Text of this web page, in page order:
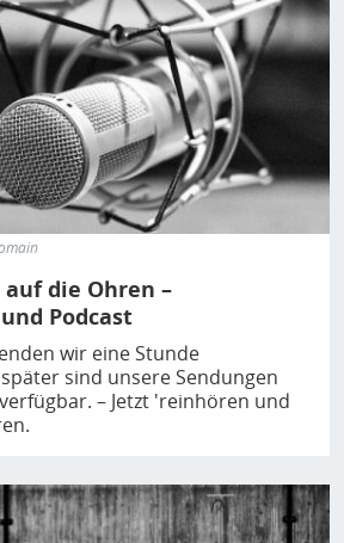
die Ohren –
Podcast
wir eine Stunde
sind unsere Sendungen
– Jetzt 'reinhören und